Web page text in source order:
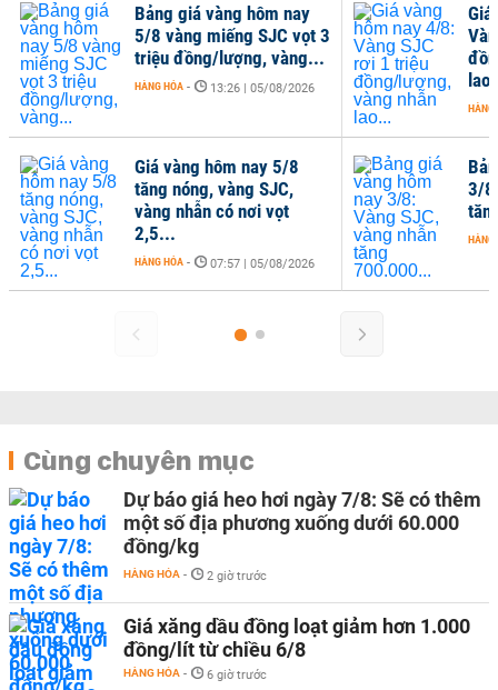
giá vàng hôm nay
vàng miếng SJC vọt 3
đồng/lượng, vàng...
HÓA - 13:26 | 05/08/2026
vàng hôm nay 5/8
nóng, vàng SJC,
nhẫn có nơi vọt
HÓA - 07:57 | 05/08/2026
Giá vàng hôm nay 4/8:
Vàng SJC rơi 1 triệu
đồng/lượng, vàng nhẫn
lao...
HÀNG HÓA - 07:37 | 04/08/2026
Bảng giá vàng hôm nay
3/8: Vàng SJC, vàng
tăng 700.000...
HÀNG HÓA - 13:19 | 03/08/2026
Cùng chuyên mục
Dự báo giá heo hơi ngày 7/8: Sẽ có thêm
một số địa phương xuống dưới 60.000
đồng/kg
HÀNG HÓA - 2 giờ trước
Giá xăng dầu đồng loạt giảm hơn 1.000
đồng/lít từ chiều 6/8
HÀNG HÓA - 6 giờ trước